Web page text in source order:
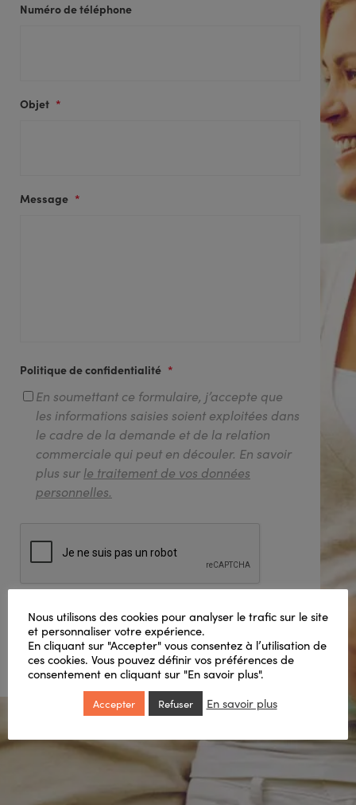
Numéro de téléphone
Objet *
Message *
Politique de confidentialité *
En soumettant ce formulaire, j’accepte que
les informations saisies soient exploitées dans
le cadre de la demande et de la relation
commerciale qui peut en découler. En savoir
plus sur le traitement de vos données
personnelles.
Envoyer
Nous utilisons des cookies pour analyser le trafic sur le site
et personnaliser votre expérience.
En cliquant sur "Accepter" vous consentez à l’utilisation de
ces cookies. Vous pouvez définir vos préférences de
consentement en cliquant sur "En savoir plus".
Accepter Refuser En savoir plus